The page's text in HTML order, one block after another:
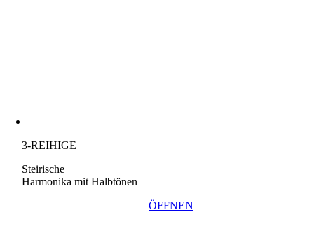
3-REIHIGE
Steirische
Harmonika mit Halbtönen
ÖFFNEN